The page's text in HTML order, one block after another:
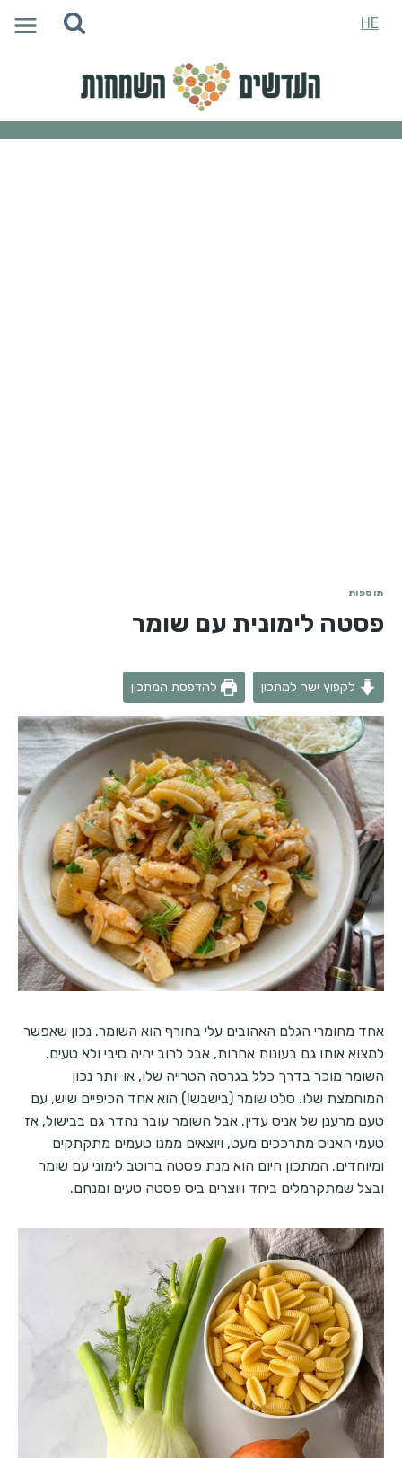
HE
תוספות
פסטה לימונית עם שומר
לקפוץ ישר למתכון להדפסת המתכון
אחד מחומרי הגלם האהובים עלי בחורף הוא השומר. נכון שאפשר
למצוא אותו גם בעונות אחרות, אבל לרוב יהיה סיבי ולא טעים.
השומר מוכר בדרך כלל בגרסה הטרייה שלו, או יותר נכון
המוחמצת שלו. סלט שומר (בישבש!) הוא אחד הכיפיים שיש, עם
טעם מרענן של אניס עדין. אבל השומר עובר נהדר גם בבישול, אז
טעמי האניס מתרככים מעט, ויוצאים ממנו טעמים מתקתקים
ומיוחדים. המתכון היום הוא מנת פסטה ברוטב לימוני עם שומר
ובצל שמתקרמלים ביחד ויוצרים ביס פסטה טעים ומנחם.